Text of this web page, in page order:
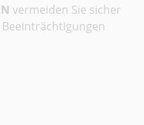
vermeiden Sie sicher